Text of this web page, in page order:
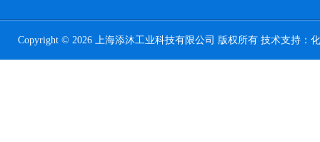
Copyright © 2026 上海添沐工业科技有限公司 版权所有 技术支持：